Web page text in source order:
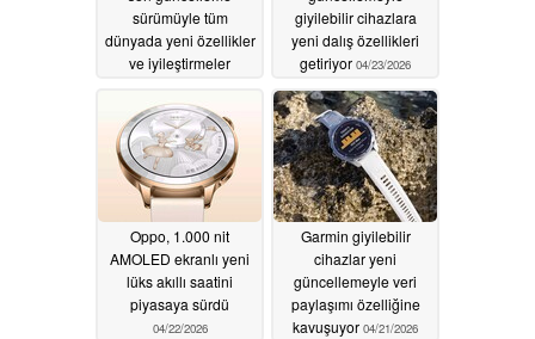
sürümüyle tüm
dünyada yeni özellikler
ve iyileştirmeler
giyilebilir cihazlara
yeni dalış özellikleri
getiriyor 04/23/2026
Oppo, 1.000 nit
AMOLED ekranlı yeni
lüks akıllı saatini
piyasaya sürdü
04/22/2026
Garmin giyilebilir
cihazlar yeni
güncellemeyle veri
paylaşımı özelliğine
kavuşuyor 04/21/2026